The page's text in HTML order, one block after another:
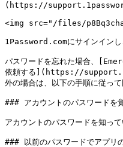
(https://
<img src="/files/
1Password.comにサインインし
パスワードを忘れた場合、
依頼する](https://
外の場合は、以下の手順に従って
### アカウントのパスワー
アカウントのパスワードを知っ
### 以前のパスワードでア